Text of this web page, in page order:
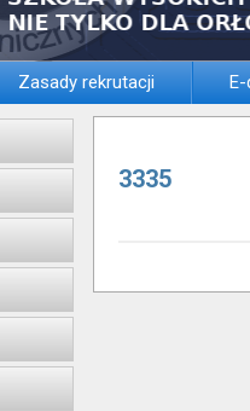
Zasady rekrutacji
3335